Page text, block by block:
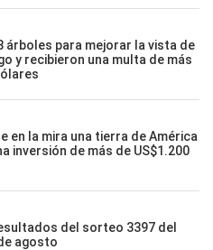
árboles para mejorar la vista de
y recibieron una multa de más
en la mira una tierra de América
inversión de más de US$1.200
del sorteo 3397 del
agosto